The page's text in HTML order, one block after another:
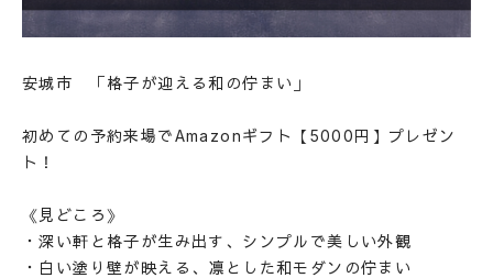
ホーム
ABOUT
会社概要
安城市 「格子が迎える和の佇まい」
初めての予約来場でAmazonギフト【5000円】プレゼン
ト！
《見どころ》
・深い軒と格子が生み出す、シンプルで美しい外観
・白い塗り壁が映える、凛とした和モダンの佇まい